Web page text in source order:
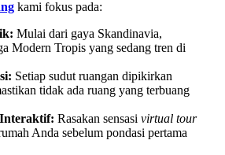
kami fokus pada:
Mulai dari gaya Skandinavia,
Modern Tropis yang sedang tren di
Setiap sudut ruangan dipikirkan
tidak ada ruang yang terbuang
Rasakan sensasi virtual tour
Anda sebelum pondasi pertama